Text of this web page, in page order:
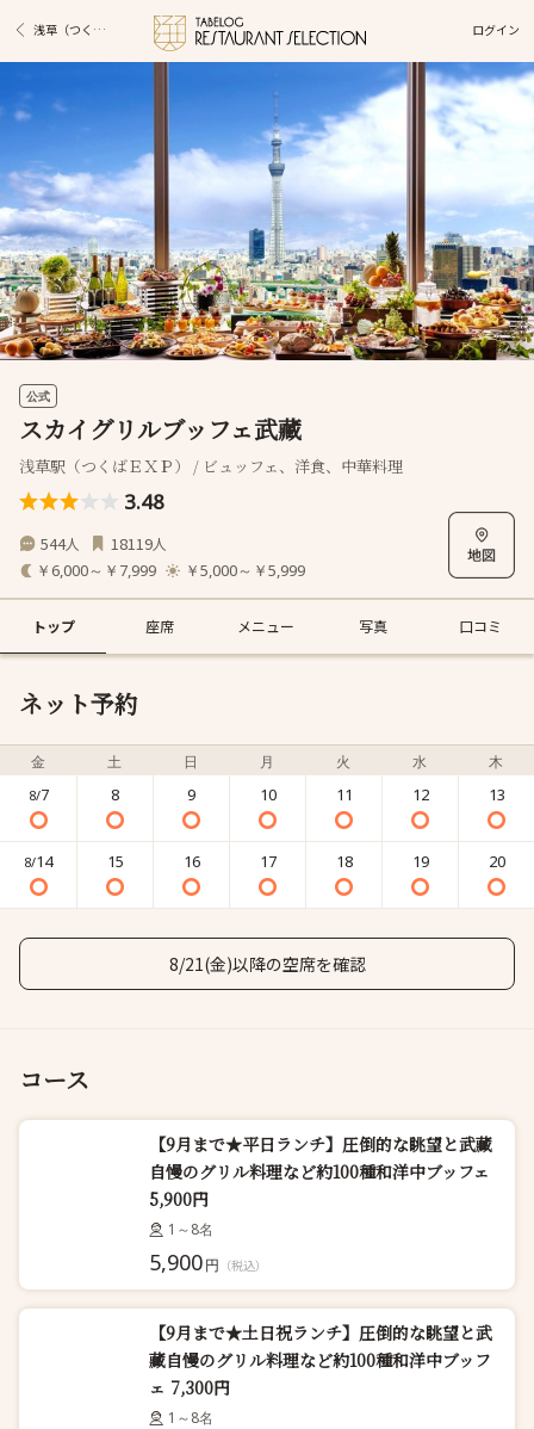
浅草（つくばＥＸＰ）駅グルメ ログイン
公式
スカイグリルブッフェ武藏
浅草駅（つくばＥＸＰ） / ビュッフェ、洋食、中華料理
3.48
544人 18119人
￥6,000～￥7,999 ￥5,000～￥5,999
トップ 座席 メニュー 写真 口コミ
ネット予約
金 土 日 月 火 水 木
8/7 8 9 10 11 12 13
8/14 15 16 17 18 19 20
8/21(金)以降の空席を確認
コース
【9月まで★平日ランチ】圧倒的な眺望と武藏
自慢のグリル料理など約100種和洋中ブッフェ
5,900円
1～8名
5,900円 （税込）
【9月まで★土日祝ランチ】圧倒的な眺望と武
藏自慢のグリル料理など約100種和洋中ブッフ
ェ 7,300円
1～8名